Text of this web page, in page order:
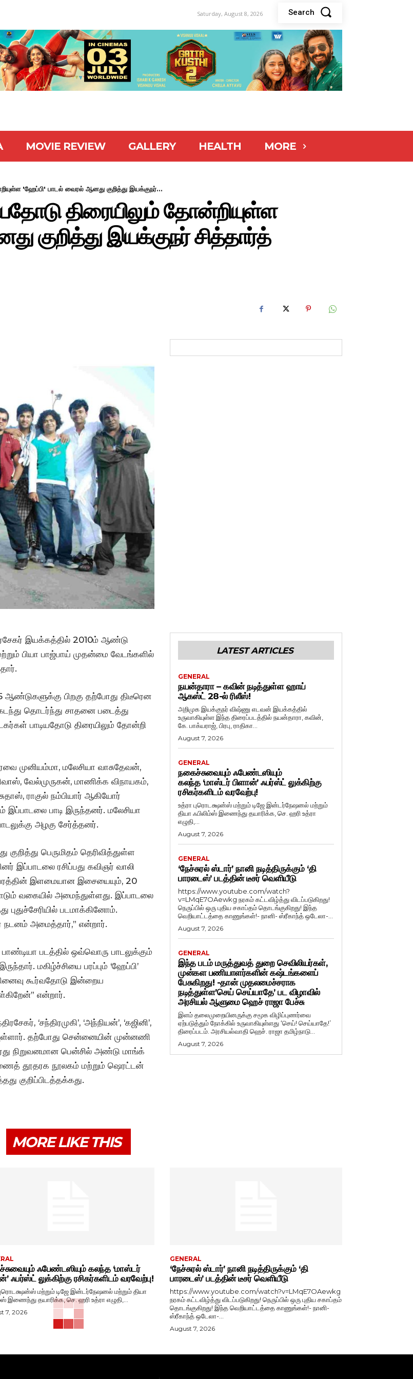
Saturday, August 8, 2026 Search
MOVIE REVIEW GALLERY HEALTH MORE
'ஹேப்பி' பாடல் வைரல் ஆனது குறித்து இயக்குநர்...
திரையிலும் தோன்றியுள்ள
குறித்து இயக்குநர் சித்தார்த்
இயக்கத்தில் 2010ம் ஆண்டு
பியா பாஜ்பாய் முதன்மை வேடங்களில்
ஆண்டுகளுக்கு பிறகு தற்போது திடீரென
தொடர்ந்து சாதனை படைத்து
பாடியதோடு திரையிலும் தோன்றி
முனியம்மா, மலேசியா வாசுதேவன்,
வேல்முருகன், மாணிக்க விநாயகம்,
ராகுல் நம்பியார் ஆகியோர்
பாடி இருந்தனர். மலேசியா
அழகு சேர்த்தனர்.
பெருமிதம் தெரிவித்துள்ள
இப்பாடலை ரசிப்பது கவிஞர் வாலி
இளமையான இசையையும், 20
வகையில் அமைந்துள்ளது. இப்பாடலை
படமாக்கினோம்.
நடனம் அமைத்தார்,” என்றார்.
பாண்டியா படத்தில் ஒவ்வொரு பாடலுக்கும்
மகிழ்ச்சியை பரப்பும் ‘ஹேப்பி’
கூர்வதோடு இன்றைய
என்றார்.
‘சந்திரமுகி’, ‘அந்நியன்’, ‘கஜினி’,
தற்போது சென்னையின் முன்னணி
நிறுவனமான பென்சில் அண்டு மாங்க்
தூதரக நூலகம் மற்றும் ஷெரட்டன்
குறிப்பிடத்தக்கது.
LATEST ARTICLES
GENERAL
நயன்தாரா – கவின் நடித்துள்ள ஹாய்
ஆகஸ்ட் 28-ல் ரிலீஸ்!
அறிமுக இயக்குநர் விஷ்ணு எடவன் இயக்கத்தில்
உருவாகியுள்ள இந்த திரைப்படத்தில் நயன்தாரா, கவின்,
கே. பாக்யராஜ், பிரபு, ராதிகா...
August 7, 2026
GENERAL
நகைச்சுவையும் ஃபேண்டஸியும்
கலந்த ‘மாஸ்டர் பிளான்’ ஃபர்ஸ்ட் லுக்கிற்கு
ரசிகர்களிடம் வரவேற்பு!
உத்ரா புரொடக்ஷன்ஸ் மற்றும் டிஜே இன்டர்நேஷனல் மற்றும்
தியா ஃபிலிம்ஸ் இணைந்து தயாரிக்க, செ. ஹரி உத்ரா
எழுதி,...
August 7, 2026
GENERAL
‘நேச்சுரல் ஸ்டார்’ நானி நடித்திருக்கும் ‘தி
பாரடைஸ்’ படத்தின் டீசர் வெளியீடு
https://www.youtube.com/watch?
v=LMqE7OAewkg நரகம் கட்டவிழ்த்து விடப்படுகிறது!
நெருப்பில் ஒரு புதிய சகாப்தம் தொடங்குகிறது! இந்த
வெறியாட்டத்தை காணுங்கள்!- நானி- ஸ்ரீகாந்த் ஒடேலா-...
August 7, 2026
GENERAL
இந்த படம் மருத்துவத் துறை செவிலியர்கள்,
முன்கள பணியாளர்களின் கஷ்டங்களைப்
பேசுகிறது! -தான் முதலமைச்சராக
நடித்துள்ள’செய் செய்யாதே’ பட விழாவில்
அரசியல் ஆளுமை ஹெச் ராஜா பேச்சு
இளம் தலைமுறையினருக்கு சமூக விழிப்புணர்வை
ஏற்படுத்தும் நோக்கில் உருவாகியுள்ளது ‘செய்! செய்யாதே!’
திரைப்படம். அரசியல்வாதி ஹெச். ராஜா தமிழ்நாடு...
August 7, 2026
MORE LIKE THIS
ஃபேண்டஸியும் கலந்த ‘மாஸ்டர்
ஃபர்ஸ்ட் லுக்கிற்கு ரசிகர்களிடம் வரவேற்பு!
மற்றும் டிஜே இன்டர்நேஷனல் மற்றும் தியா
இணைந்து தயாரிக்க, செ. ஹரி உத்ரா எழுதி,...
7, 2026
GENERAL
‘நேச்சுரல் ஸ்டார்’ நானி நடித்திருக்கும் ‘தி
பாரடைஸ்’ படத்தின் டீசர் வெளியீடு
https://www.youtube.com/watch?v=LMqE7OAewkg
நரகம் கட்டவிழ்த்து விடப்படுகிறது! நெருப்பில் ஒரு புதிய சகாப்தம்
தொடங்குகிறது! இந்த வெறியாட்டத்தை காணுங்கள்!- நானி-
ஸ்ரீகாந்த் ஒடேலா-...
August 7, 2026